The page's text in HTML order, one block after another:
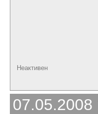
Неактивен
07.05.2008